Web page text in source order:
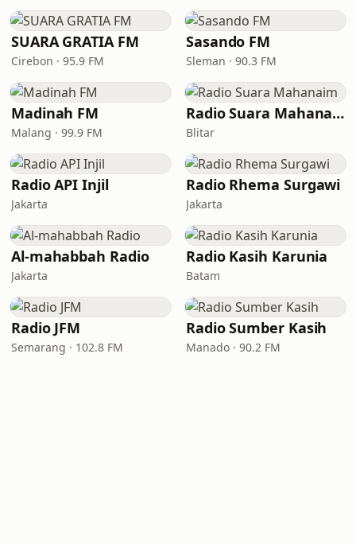
SUARA GRATIA FM
Cirebon · 95.9 FM
Sasando FM
Sleman · 90.3 FM
Madinah FM
Malang · 99.9 FM
Radio Suara Mahanaim
Blitar
Radio API Injil
Jakarta
Radio Rhema Surgawi
Jakarta
Al-mahabbah Radio
Jakarta
Radio Kasih Karunia
Batam
Radio JFM
Semarang · 102.8 FM
Radio Sumber Kasih
Manado · 90.2 FM